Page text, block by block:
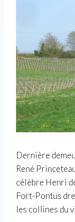
Dernière
René
célèbre Henri
Fort-Pontus
les collines du